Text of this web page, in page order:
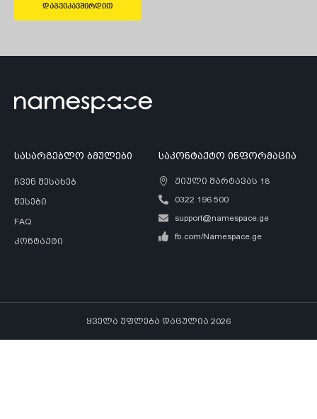
დაგვიკავშირდით
სასარგებლო ბმულები
ჩვენ შესახებ
წესები
FAQ
კონტაქტი
საკონტაქტო ინფორმაცია
ჟიული შარტავას 18
0322 196 500
support@namespace.ge
fb.com/Namespace.ge
ყველა უფლება დაცულია 2026